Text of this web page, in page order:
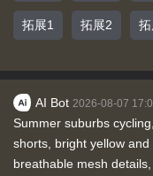
拓展1 拓展2
AI Bot 2026-08-07
Summer suburbs
shorts, bright yellow
breathable mesh